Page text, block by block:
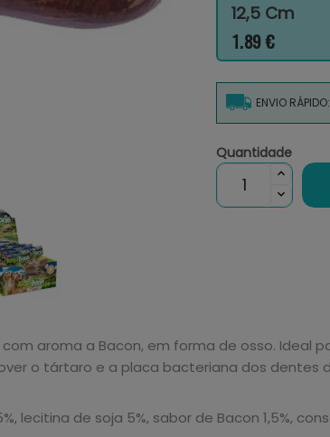
12,5 Cm
1.89 €
ENVIO
Quantidade
aroma a Bacon, em forma de osso. Ideal
o tártaro e a placa bacteriana dos dentes
de soja 5%, sabor de Bacon 1,5%,